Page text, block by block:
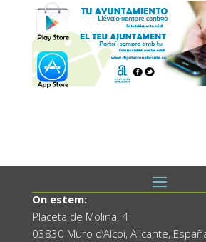
On estem:
Placeta de Molina, 4
03830 Muro d’Alcoi, Alicante,